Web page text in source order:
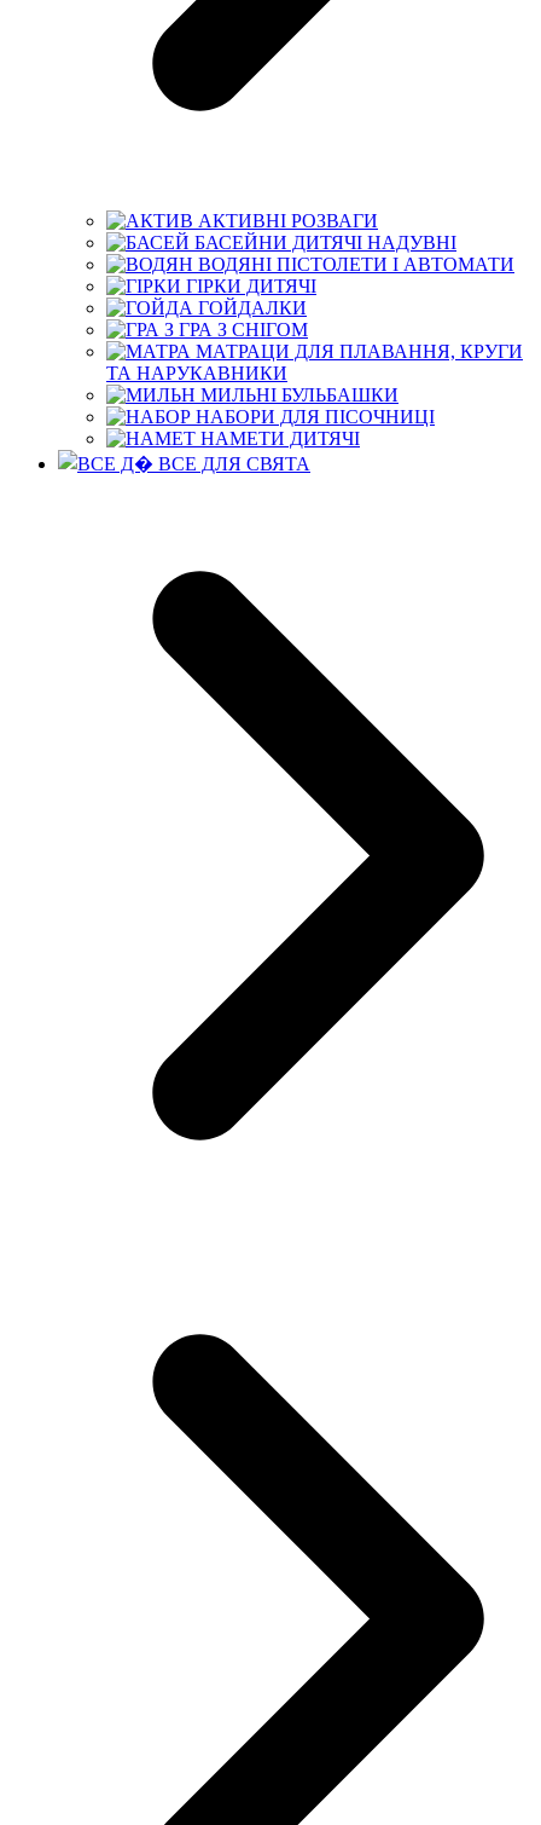
АКТИВНІ РОЗВАГИ
БАСЕЙНИ ДИТЯЧІ НАДУВНІ
ВОДЯНІ ПІСТОЛЕТИ І АВТОМАТИ
ГІРКИ ДИТЯЧІ
ГОЙДАЛКИ
ГРА З СНІГОМ
МАТРАЦИ ДЛЯ ПЛАВАННЯ, КРУГИ
ТА НАРУКАВНИКИ
МИЛЬНІ БУЛЬБАШКИ
НАБОРИ ДЛЯ ПІСОЧНИЦІ
НАМЕТИ ДИТЯЧІ
ВСЕ ДЛЯ СВЯТА